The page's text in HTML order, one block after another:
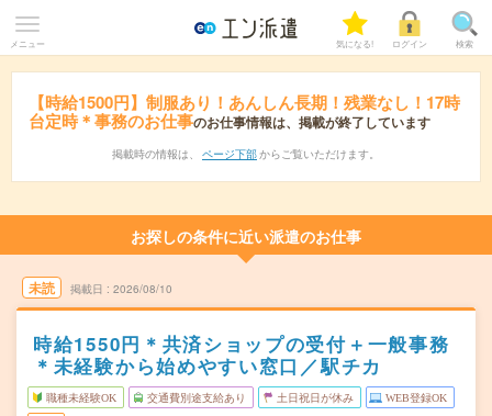
メニュー 気になる! ログイン 検索
【時給1500円】制服あり！あんしん長期！残業なし！17時
台定時＊事務のお仕事のお仕事情報は、掲載が終了しています
掲載時の情報は、 ページ下部 からご覧いただけます。
お探しの条件に近い派遣のお仕事
未読 掲載日 2026/08/10
時給1550円＊共済ショップの受付＋一般事務
＊未経験から始めやすい窓口／駅チカ
職種未経験OK 交通費別途支給あり 土日祝日が休み WEB登録OK